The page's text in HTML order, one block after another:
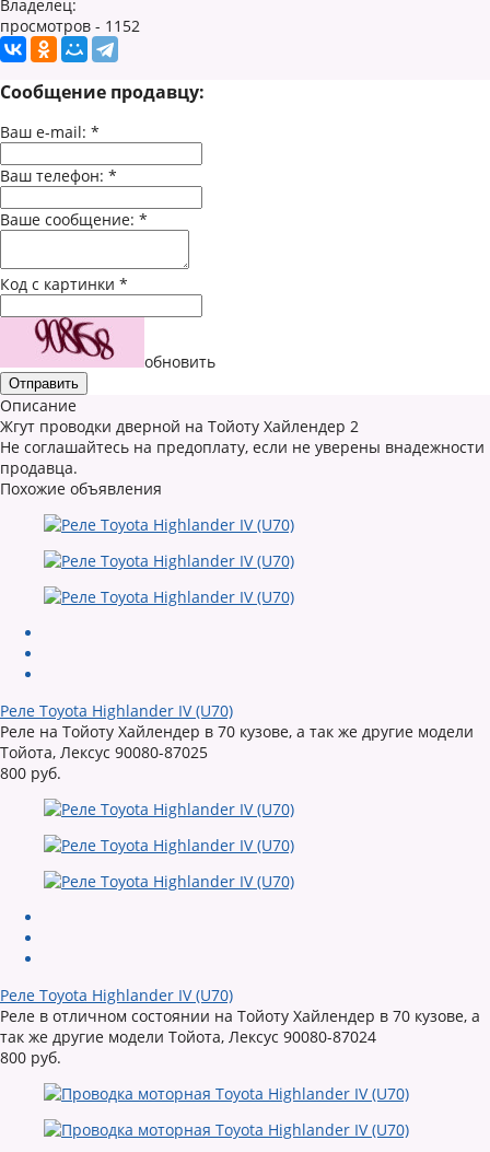
Владелец:
просмотров - 1152
Сообщение продавцу:
Ваш e-mail: *
Ваш телефон: *
Ваше сообщение: *
Код с картинки *
обновить
Описание
Жгут проводки дверной на Тойоту Хайлендер 2
Не соглашайтесь на предоплату, если не уверены внадежности
продавца.
Похожие объявления
Реле Toyota Highlander IV (U70)
Реле на Тойоту Хайлендер в 70 кузове, а так же другие модели
Тойота, Лексус 90080-87025
800 руб.
Реле Toyota Highlander IV (U70)
Реле в отличном состоянии на Тойоту Хайлендер в 70 кузове, а
так же другие модели Тойота, Лексус 90080-87024
800 руб.